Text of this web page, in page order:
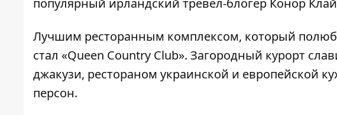
популярный ирландский тревел-блогер Конор
Лучшим ресторанным комплексом, который
стал «Queen Country Club». Загородный курорт
джакузи, рестораном украинской и европейской
персон.